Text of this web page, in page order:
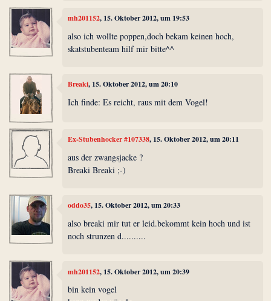
mh201152, 15. Oktober 2012, um 19:53
also ich wollte poppen,doch bekam keinen hoch,
skatstubenteam hilf mir bitte^^
Breaki, 15. Oktober 2012, um 20:10
Ich finde: Es reicht, raus mit dem Vogel!
Ex-Stubenhocker #107338, 15. Oktober 2012, um 20:11
aus der zwangsjacke ?
Breaki Breaki ;-)
oddo35, 15. Oktober 2012, um 20:33
also breaki mir tut er leid.bekommt kein hoch und ist
noch strunzen d..........
mh201152, 15. Oktober 2012, um 20:39
bin kein vogel